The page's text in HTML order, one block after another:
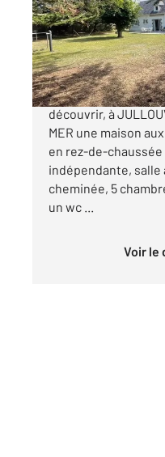
Maison à vendre
780
CENTURY 21 Royer
découvrir, à
MER une maison
en rez-de-
indépendante, salle
cheminée, 5
un wc ...
Voir